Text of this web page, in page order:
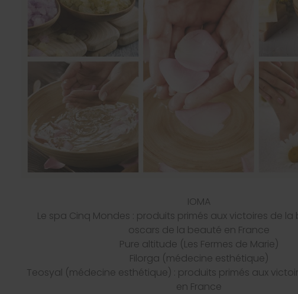
IOMA
Le spa Cinq Mondes : produits primés aux victoires de
oscars de la beauté en France
Pure altitude (Les Fermes de Marie)
Filorga (médecine esthétique)
Teosyal (médecine esthétique) : produits primés aux
en France